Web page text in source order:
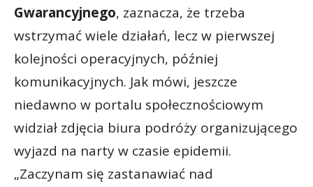
Gwarancyjnego, zaznacza, że trzeba
wstrzymać wiele działań, lecz w pierwszej
kolejności operacyjnych, później
komunikacyjnych. Jak mówi, jeszcze
niedawno w portalu społecznościowym
widział zdjęcia biura podróży organizującego
wyjazd na narty w czasie epidemii.
„Zaczynam się zastanawiać nad